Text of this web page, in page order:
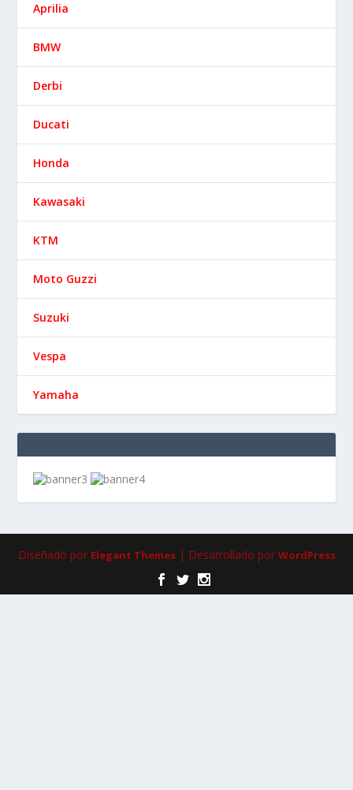
Aprilia
BMW
Derbi
Ducati
Honda
Kawasaki
KTM
Moto Guzzi
Suzuki
Vespa
Yamaha
Diseñado por Elegant Themes| Desarrollado por WordPress